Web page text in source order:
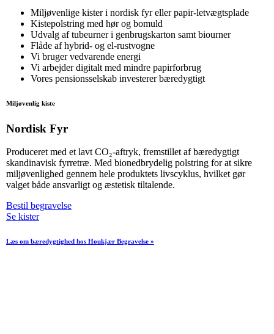
Miljøvenlige kister i nordisk fyr eller papir-letvægtsplade
Kistepolstring med hør og bomuld
Udvalg af tubeurner i genbrugskarton samt biourner
Flåde af hybrid- og el-rustvogne
Vi bruger vedvarende energi
Vi arbejder digitalt med mindre papirforbrug
Vores pensionsselskab investerer bæredygtigt
Miljøvenlig kiste
Nordisk Fyr
Produceret med et lavt CO₂-aftryk, fremstillet af bæredygtigt
skandinavisk fyrretræ. Med bionedbrydelig polstring for at sikre
miljøvenlighed gennem hele produktets livscyklus, hvilket gør
valget både ansvarligt og æstetisk tiltalende.
Bestil begravelse
Se kister
Læs om bæredygtighed hos Houkjær Begravelse »